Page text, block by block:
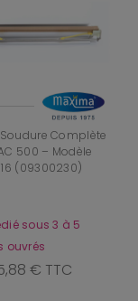
Complète
500 – Modèle
(09300230)
sous 3 à 5
ouvrés
€ TTC